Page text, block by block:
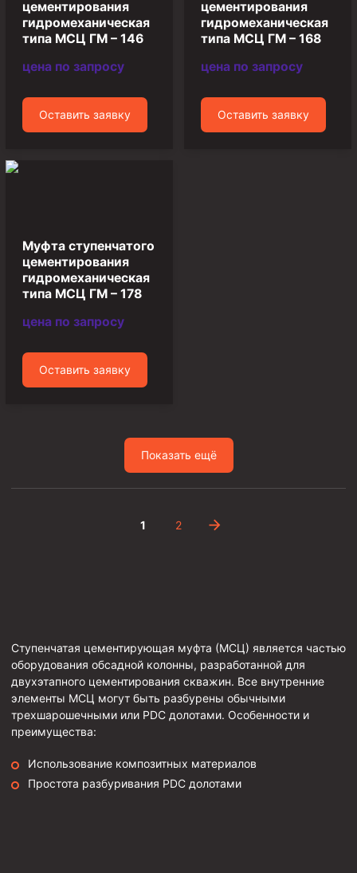
Пробки цементировочные
Скребки корончатые СК и тросовые СТ
Центраторы колонные
Герметизаторы устьевые
Перья гидромониторные
Пауки гидравлические
Пауки механические
Желонки
Скреперы механические
Фрезеры торцевые с фрезерующей воронкой и с
Печати свинцовые
Калибраторы расширители
Фрезеры Барракуда
Фрезеры пилотные
Райберы конусные
Фрезеры кольцевые
цементирования
гидромеханическая
типа МСЦ ГМ – 146
цена по запросу
Оставить заявку
цементирования
гидромеханическая
типа МСЦ ГМ – 168
цена по запросу
Оставить заявку
Муфта ступенчатого
цементирования
гидромеханическая
типа МСЦ ГМ – 178
цена по запросу
Оставить заявку
Показать ещё
1 2
Ступенчатая цементирующая муфта (МСЦ) является частью
оборудования обсадной колонны, разработанной для
двухэтапного цементирования скважин. Все внутренние
элементы МСЦ могут быть разбурены обычными
трехшарошечными или PDC долотами. Особенности и
преимущества:
Использование композитных материалов
Простота разбуривания PDC долотами